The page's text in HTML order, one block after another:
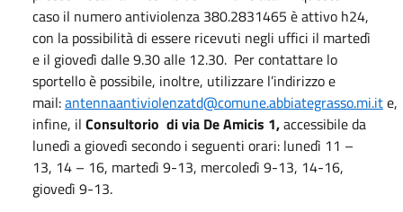
caso il numero antiviolenza 380.2831465 è attivo h24,
con la possibilità di essere ricevuti negli uffici il martedì
e il giovedì dalle 9.30 alle 12.30. Per contattare lo
sportello è possibile, inoltre, utilizzare l’indirizzo e
mail:antennaantiviolenzatd@comune.abbiategrasso.mi.ite,
infine, il Consultorio di via De Amicis 1,accessibile da
lunedì a giovedì secondo i seguenti orari: lunedì 11 –
13, 14 – 16, martedì 9-13, mercoledì 9-13, 14-16,
giovedì 9-13.